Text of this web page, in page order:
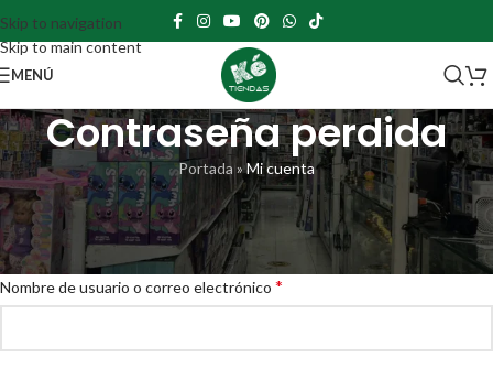
Skip to navigation
Skip to main content
MENÚ
Contraseña perdida
Portada » Mi cuenta
¿Perdiste tu contraseña? Por favor, introduce tu nombre de usuario o
correo electrónico. Recibirás un enlace para crear una contraseña nueva
por correo electrónico.
Nombre de usuario o correo electrónico *